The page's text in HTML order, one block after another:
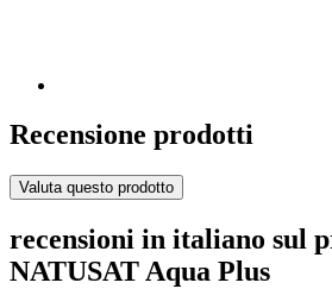
Recensione prodotti
Valuta questo prodotto
recensioni in italiano sul
NATUSAT Aqua Plus